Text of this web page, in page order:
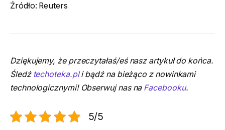
Źródło: Reuters
Dziękujemy, że przeczytałaś/eś nasz artykuł do końca.
Śledź techoteka.pli bądź na bieżąco z nowinkami
technologicznymi! Obserwuj nas na Facebooku.
5/5